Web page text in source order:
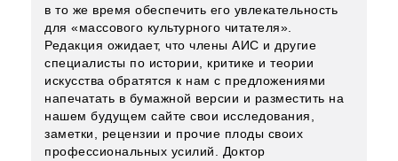
в то же время обеспечить его увлекательность
для «массового культурного читателя».
Редакция ожидает, что члены АИС и другие
специалисты по истории, критике и теории
искусства обратятся к нам с предложениями
напечатать в бумажной версии и разместить на
нашем будущем сайте свои исследования,
заметки, рецензии и прочие плоды своих
профессиональных усилий. Доктор